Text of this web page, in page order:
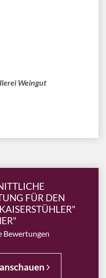
Weingut
FÜR DEN
Bewertungen